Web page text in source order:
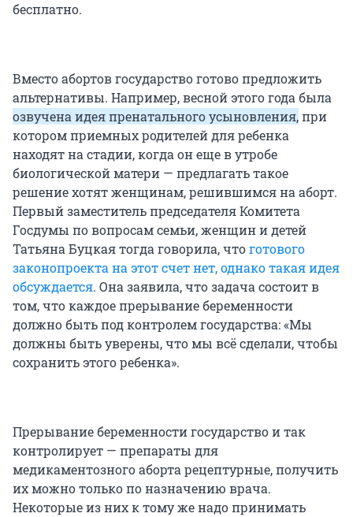
бесплатно.
Вместо абортов государство готово предложить
альтернативы. Например, весной этого года была
озвучена идея пренатального усыновления,при
котором приемных родителей для ребенка
находят на стадии, когда он еще в утробе
биологической матери — предлагать такое
решение хотят женщинам, решившимся на аборт.
Первый заместитель председателя Комитета
Госдумы по вопросам семьи, женщин и детей
Татьяна Буцкая тогда говорила, чтоготового
законопроекта на этот счет нет, однако такая идея
обсуждается. Она заявила, что задача состоит в
том, что каждое прерывание беременности
должно быть под контролем государства: «Мы
должны быть уверены, что мы всё сделали, чтобы
сохранить этого ребенка».
Прерывание беременности государство и так
контролирует — препараты для
медикаментозного аборта рецептурные, получить
их можно только по назначению врача.
Некоторые из них к тому же надо принимать